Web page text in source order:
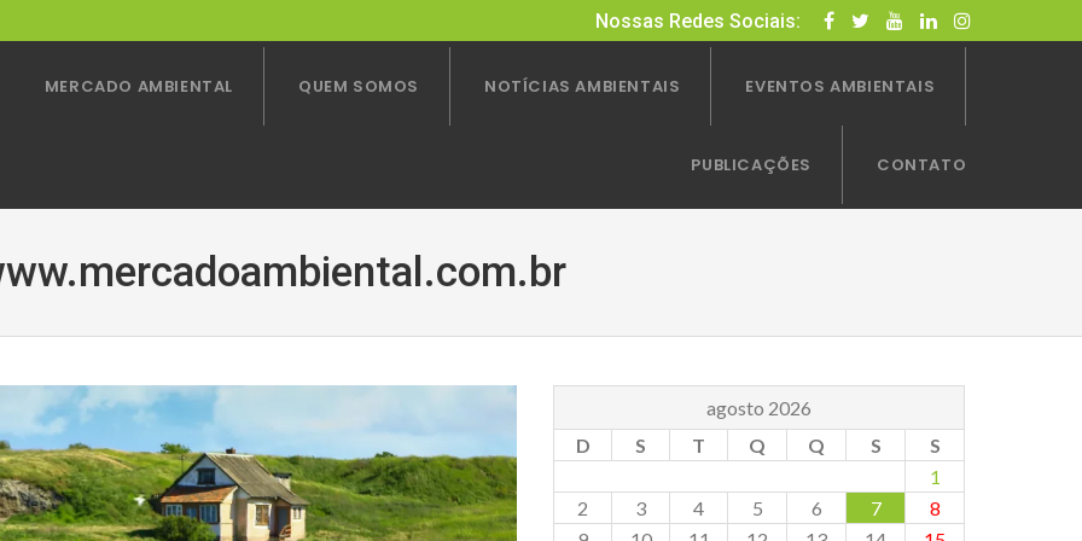
Nossas Redes Sociais:
MERCADO AMBIENTAL QUEM SOMOS NOTÍCIAS AMBIENTAIS EVENTOS AMBIENTAIS
PUBLICAÇÕES CONTATO
agosto 2026
D
S T Q Q S
S
1
2
3 4 5 6 7
8